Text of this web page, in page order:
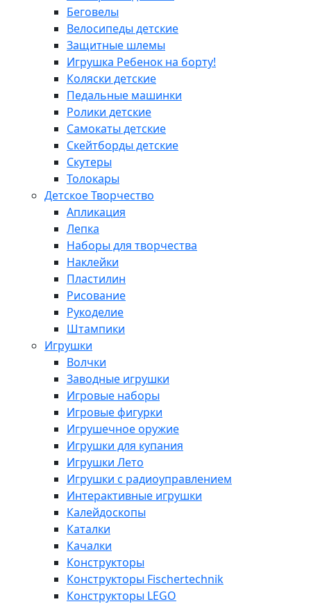
Беговелы
Велосипеды детские
Защитные шлемы
Игрушка Ребенок на борту!
Коляски детские
Педальные машинки
Ролики детские
Самокаты детские
Скейтборды детские
Скутеры
Толокары
Детское Творчество
Апликация
Лепка
Наборы для творчества
Наклейки
Пластилин
Рисование
Рукоделие
Штампики
Игрушки
Волчки
Заводные игрушки
Игровые наборы
Игровые фигурки
Игрушечное оружие
Игрушки для купания
Игрушки Лето
Игрушки с радиоуправлением
Интерактивные игрушки
Калейдоскопы
Каталки
Качалки
Конструкторы
Конструкторы Fisсhertechnik
Конструкторы LEGO